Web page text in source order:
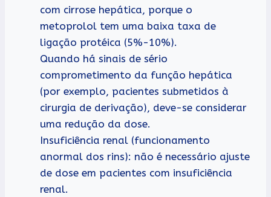
com cirrose hepática, porque o
metoprolol tem uma baixa taxa de
ligação protéica (5%-10%).
Quando há sinais de sério
comprometimento da função hepática
(por exemplo, pacientes submetidos à
cirurgia de derivação), deve-se considerar
uma redução da dose.
Insuficiência renal (funcionamento
anormal dos rins): não é necessário ajuste
de dose em pacientes com insuficiência
renal.